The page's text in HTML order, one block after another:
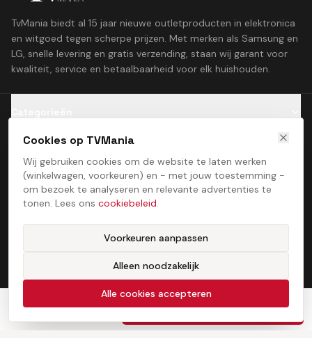
Cookies op TVMania
Wij gebruiken cookies om de website te laten werken
(winkelwagen, voorkeuren) en - met jouw toestemming -
om bezoek te analyseren en relevante advertenties te
tonen. Lees ons cookiebeleid.
Voorkeuren aanpassen
Alleen noodzakelijk
Alle cookies accepteren
850,00 In winkelwagen
TvMania biedt al 15 jaar nieuwe outletproducten in elektronica
en witgoed tegen scherpe prijzen. Met merken als Samsung en
LG, snelle levering en gratis verzending, staan wij garant voor
kwaliteit, service en betaalbaarheid voor elk huishouden.
Klantenservice
Contact
Cookiebeleid
ProcessStudio